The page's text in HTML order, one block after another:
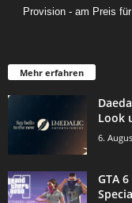
Provision - am Preis
Mehr erfahren
Look
6.
GTA